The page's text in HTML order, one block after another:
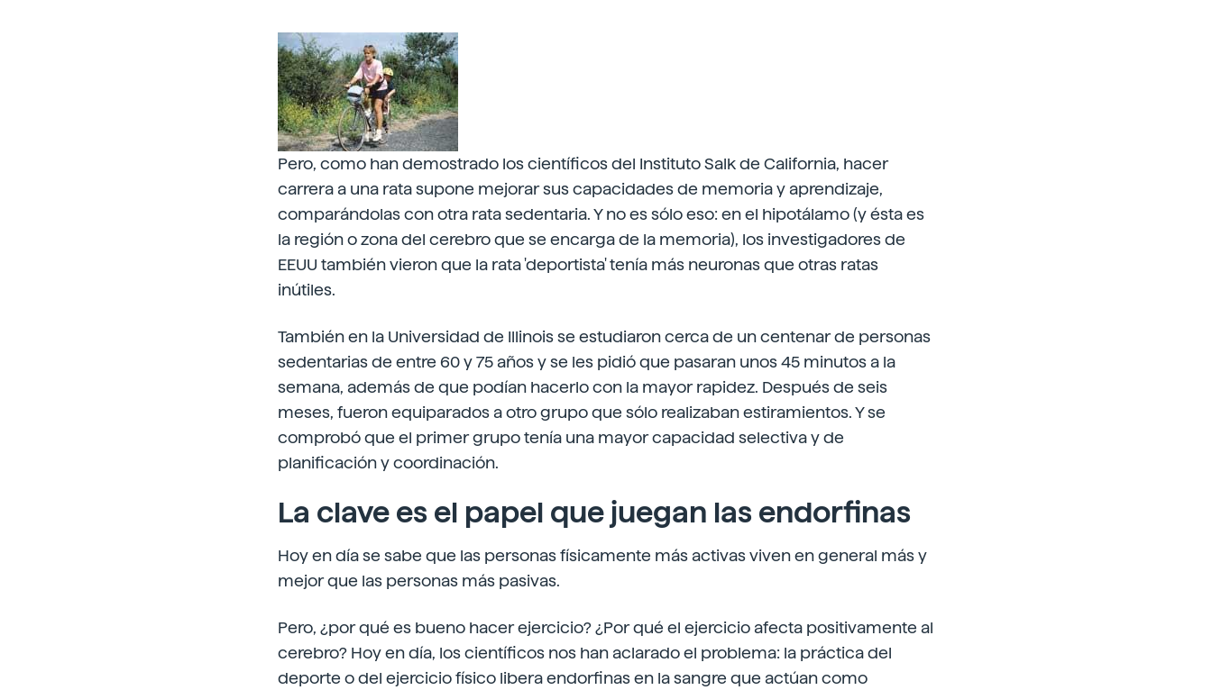
Pero, como han demostrado los científicos del Instituto Salk de California, hacer
carrera a una rata supone mejorar sus capacidades de memoria y aprendizaje,
comparándolas con otra rata sedentaria. Y no es sólo eso: en el hipotálamo (y ésta es
la región o zona del cerebro que se encarga de la memoria), los investigadores de
EEUU también vieron que la rata 'deportista' tenía más neuronas que otras ratas
inútiles.
También en la Universidad de Illinois se estudiaron cerca de un centenar de personas
sedentarias de entre 60 y 75 años y se les pidió que pasaran unos 45 minutos a la
semana, además de que podían hacerlo con la mayor rapidez. Después de seis
meses, fueron equiparados a otro grupo que sólo realizaban estiramientos. Y se
comprobó que el primer grupo tenía una mayor capacidad selectiva y de
planificación y coordinación.
La clave es el papel que juegan las endorfinas
Hoy en día se sabe que las personas físicamente más activas viven en general más y
mejor que las personas más pasivas.
Pero, ¿por qué es bueno hacer ejercicio? ¿Por qué el ejercicio afecta positivamente al
cerebro? Hoy en día, los científicos nos han aclarado el problema: la práctica del
deporte o del ejercicio físico libera endorfinas en la sangre que actúan como